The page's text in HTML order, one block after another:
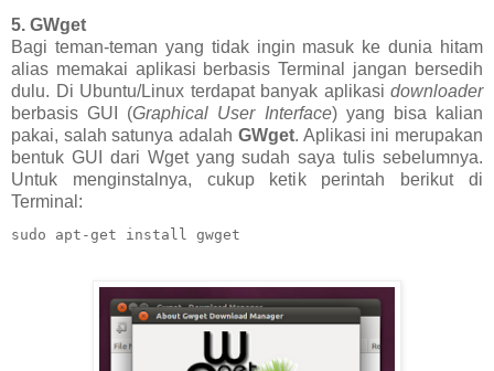
5. GWget
Bagi teman-teman yang tidak ingin masuk ke dunia hitam
alias memakai aplikasi berbasis Terminal jangan bersedih
dulu. Di Ubuntu/Linux terdapat banyak aplikasi downloader
berbasis GUI (Graphical User Interface) yang bisa kalian
pakai, salah satunya adalah GWget. Aplikasi ini merupakan
bentuk GUI dari Wget yang sudah saya tulis sebelumnya.
Untuk menginstalnya, cukup ketik perintah berikut di
Terminal:
sudo apt-get install gwget